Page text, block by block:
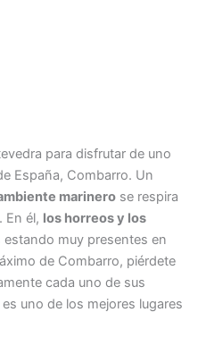
para disfrutar de uno
España, Combarro. Un
marinero se respira
En él, los horreos y los
muy presentes en
de Combarro, piérdete
cada uno de sus
uno de los mejores lugares